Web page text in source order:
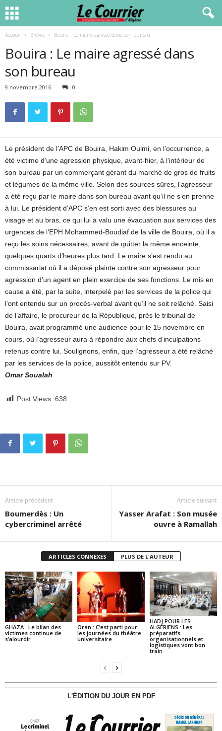
Accueil Brèves Bouira : Le maire agressé dans son bureau
Bouira : Le maire agressé dans
son bureau
9 novembre 2016 0
Le président de l’APC de Bouira, Hakim Oulmi, en l’occurrence, a
été victime d’une agression physique, avant-hier, à l’intérieur de
son bureau par un commerçant gérant du marché de gros de fruits
et légumes de la même ville. Selon des sources sûres, l’agresseur
a été reçu par le maire dans son bureau avant qu’il ne s’en prenne
à lui. Le président d’APC s’en est sorti avec des blessures au
visage et au bras, ce qui lui a valu une évacuation aux services des
urgences de l’EPH Mohammed-Boudiaf de la ville de Bouira, où il a
reçu les soins nécessaires, avant de quitter la même enceinte,
quelques quarts d’heures plus tard. Le maire s’est rendu au
commissariat où il a déposé plainte contre son agresseur pour
agression d’un agent en plein exercice de ses fonctions. Le mis en
cause a été, par la suite, interpelé par les services de la police qui
l’ont entendu sur un procès-verbal avant qu’il ne soit relâché. Saisi
de l’affaire, le procureur de la République, près le tribunal de
Bouira, avait programmé une audience pour le 15 novembre en
cours, où l’agresseur aura à répondre aux chefs d’inculpations
retenus contre lui. Soulignons, enfin, que l’agresseur a été relâché
par les services de la police, aussitôt entendu sur PV.
Omar Soualah
Post Views: 638
Article précédent
Boumerdès : Un
cybercriminel arrêté
Article suivant
Yasser Arafat : Son musée
ouvre à Ramallah
ARTICLES CONNEXES PLUS DE L'AUTEUR
GHAZA : Le bilan des
victimes continue de
s’alourdir
Oran : C’est parti pour
les journées du théâtre
universitaire
HADJ POUR LES
ALGÉRIENS : Les
préparatifs
organisationnels et
logistiques vont bon
train
L'ÉDITION DU JOUR EN PDF